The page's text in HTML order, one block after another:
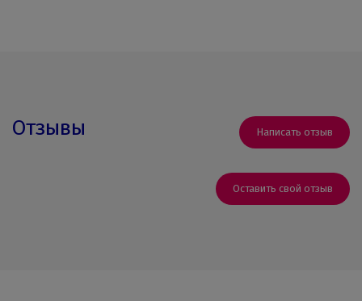
Отзывы Написать отзыв
Оставить свой отзыв